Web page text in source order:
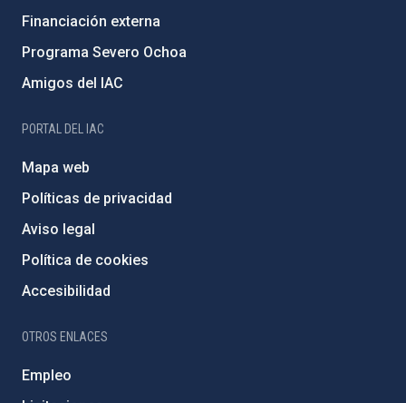
Financiación externa
Programa Severo Ochoa
Amigos del IAC
PORTAL DEL IAC
Mapa web
Políticas de privacidad
Aviso legal
Política de cookies
Accesibilidad
OTROS ENLACES
Empleo